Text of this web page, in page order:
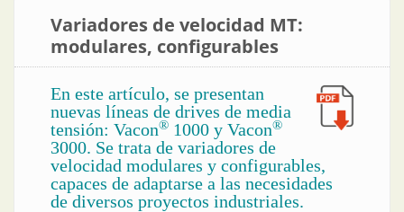
Variadores de velocidad MT:
modulares, configurables
En este artículo, se presentan
nuevas líneas de drives de media
tensión: Vacon® 1000 y Vacon®
3000. Se trata de variadores de
velocidad modulares y configurables,
capaces de adaptarse a las necesidades
de diversos proyectos industriales.